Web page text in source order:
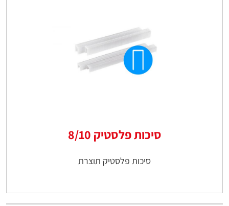
סיכות פלסטיק 8/10
סיכות פלסטיק תוצרת